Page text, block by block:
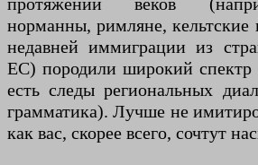
норманны, римляне, кельтские
недавней иммиграции из
ЕС) породили широкий спектр
есть следы региональных
грамматика). Лучше не
как вас, скорее всего, сочтут